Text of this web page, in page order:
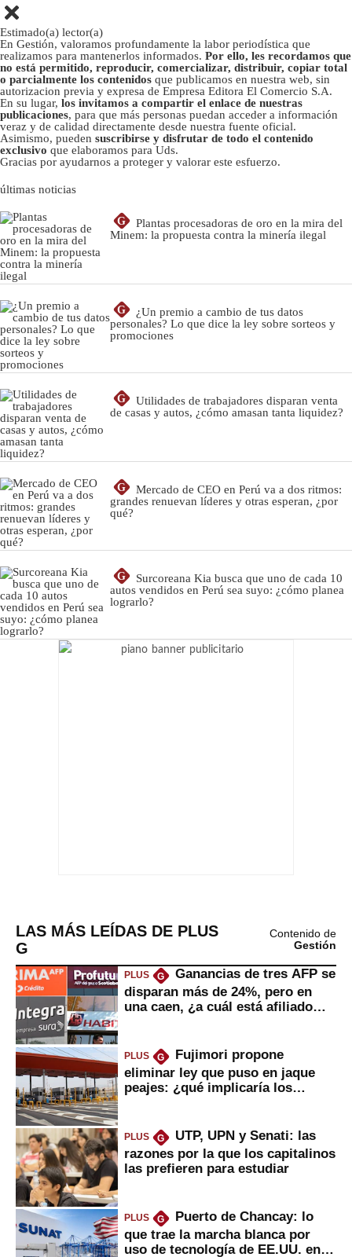
Estimado(a) lector(a)
En Gestión, valoramos profundamente la labor periodística que
realizamos para mantenerlos informados. Por ello, les recordamos que
no está permitido, reproducir, comercializar, distribuir, copiar total
o parcialmente los contenidos que publicamos en nuestra web, sin
autorizacion previa y expresa de Empresa Editora El Comercio S.A.
En su lugar, los invitamos a compartir el enlace de nuestras
publicaciones, para que más personas puedan acceder a información
veraz y de calidad directamente desde nuestra fuente oficial.
Asimismo, pueden suscribirse y disfrutar de todo el contenido
exclusivo que elaboramos para Uds.
Gracias por ayudarnos a proteger y valorar este esfuerzo.
últimas noticias
G
Plantas procesadoras de oro en la mira del
Minem: la propuesta contra la minería ilegal
G
¿Un premio a cambio de tus datos
personales? Lo que dice la ley sobre sorteos y
promociones
G
Utilidades de trabajadores disparan venta
de casas y autos, ¿cómo amasan tanta liquidez?
G
Mercado de CEO en Perú va a dos ritmos:
grandes renuevan líderes y otras esperan, ¿por
qué?
G
Surcoreana Kia busca que uno de cada 10
autos vendidos en Perú sea suyo: ¿cómo planea
lograrlo?
LAS MÁS LEÍDAS DE PLUS
G
Contenido de
Gestión
PLUS G
Ganancias de tres AFP se
disparan más de 24%, pero en
una caen, ¿a cuál está afiliado
PLUS G
Fujimori propone
eliminar ley que puso en jaque
peajes: ¿qué implicaría los
PLUS G
UTP, UPN y Senati: las
razones por la que los capitalinos
las prefieren para estudiar
PLUS G
Puerto de Chancay: lo
que trae la marcha blanca por
uso de tecnología de EE.UU. en